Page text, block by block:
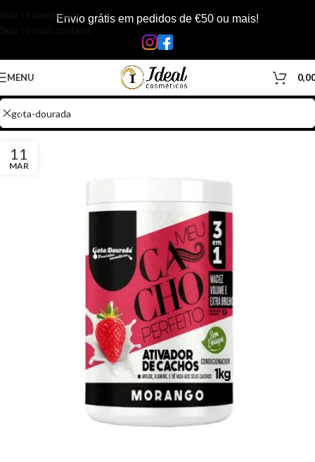
Skip to navigationEnvio grátis em pedidos de €50 ou mais!
MENU
11
MAR